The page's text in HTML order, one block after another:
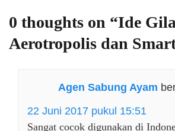
0 thoughts on “Ide
Aerotropolis dan
Agen Sabung Ayam
22 Juni 2017 pukul 15:51
Sangat cocok digunakan di